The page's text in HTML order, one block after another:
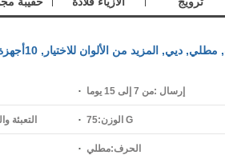
الفولاذ المقاوم
إرسال :من 7 إلى 15 يوما
التعبئة الوزن: 75 G
الحرف:مطلي